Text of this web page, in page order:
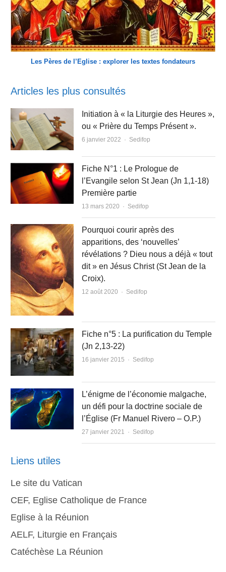
Les Pères de l’Eglise : explorer les textes fondateurs
Articles les plus consultés
Initiation à « la Liturgie des Heures »,
ou « Prière du Temps Présent ».
6 janvier 2022 Author
Sedifop
Fiche N°1 : Le Prologue de
l’Evangile selon St Jean (Jn 1,1-18)
Première partie
13 mars 2020 Author
Sedifop
Pourquoi courir après des
apparitions, des ‘nouvelles’
révélations ? Dieu nous a déjà « tout
dit » en Jésus Christ (St Jean de la
Croix).
12 août 2020 Author
Sedifop
Fiche n°5 : La purification du Temple
(Jn 2,13-22)
16 janvier 2015 Author
Sedifop
L’énigme de l’économie malgache,
un défi pour la doctrine sociale de
l’Église (Fr Manuel Rivero – O.P.)
27 janvier 2021 Author
Sedifop
Liens utiles
Le site du Vatican
CEF, Eglise Catholique de France
Eglise à la Réunion
AELF, Liturgie en Français
Catéchèse La Réunion